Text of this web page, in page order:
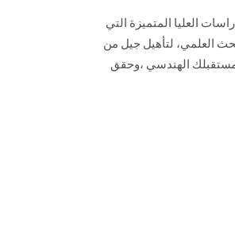
العليا المتميزة التي
العلمي، لتأهيل جيل من
مستقبلك الهندسي ،وحقق